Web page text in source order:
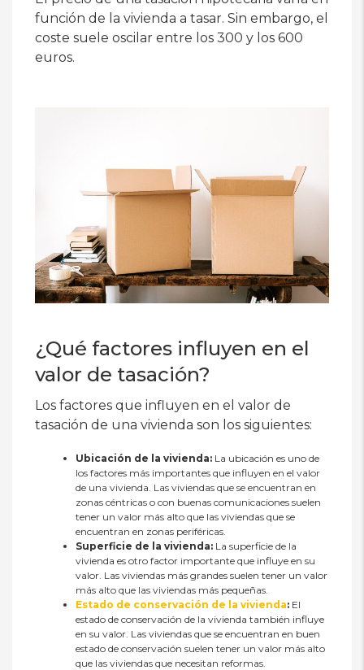
función de la vivienda a tasar. Sin embargo, el
coste suele oscilar entre los 300 y los 600
euros.
¿Qué factores influyen en el
valor de tasación?
Los factores que influyen en el valor de
tasación de una vivienda son los siguientes:
Ubicación de la vivienda: La ubicación es uno de
los factores más importantes que influyen en el valor
de una vivienda. Las viviendas que se encuentran en
zonas céntricas o con buenas comunicaciones suelen
tener un valor más alto que las viviendas que se
encuentran en zonas periféricas.
Superficie de la vivienda: La superficie de la
vivienda es otro factor importante que influye en su
valor. Las viviendas más grandes suelen tener un valor
más alto que las viviendas más pequeñas.
Estado de conservación de la vivienda: El
estado de conservación de la vivienda también influye
en su valor. Las viviendas que se encuentran en buen
estado de conservación suelen tener un valor más alto
que las viviendas que necesitan reformas.